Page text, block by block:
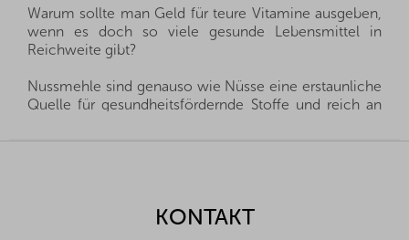
Warum sollte man Geld für teure Vitamine ausgeben,
wenn es doch so viele gesunde Lebensmittel in
Reichweite gibt?
Nussmehle sind genauso wie Nüsse eine erstaunliche
Quelle für gesundheitsfördernde Stoffe und reich an
Antioxidantien schützen sie unseren Körper vor
KONTAKT